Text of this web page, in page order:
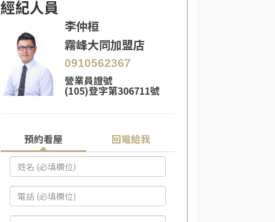
經紀人員
李仲桓
霧峰大同加盟店
0910562367
營業員證號
(105)登字第306711號
預約看屋 回電給我